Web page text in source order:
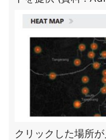
クリックした場所